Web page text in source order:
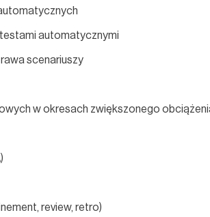
automatycznymi
scenariuszy
w okresach zwiększonego
review, retro)